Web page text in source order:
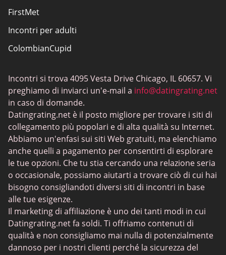
FirstMet
Incontri per adulti
ColombianCupid
MeetMindful
Incontri BDSM
BBPeopleMeet
Siti Sugar Daddy
JPeopleMeet
Incontri trans
Siti di incontri per anziani - Scelta di piattaforme con
interfacce semplici
MyLOL
Incontri gay
Incontri si trova 4095 Vesta Drive Chicago, IL 60657. Vi
preghiamo di inviarci un'e-mail a info@datingrating.net
in caso di domande.
Datingrating.net è il posto migliore per trovare i siti di
collegamento più popolari e di alta qualità su Internet.
Abbiamo un'enfasi sui siti Web gratuiti, ma elenchiamo
anche quelli a pagamento per consentirti di esplorare
le tue opzioni. Che tu stia cercando una relazione seria
o occasionale, possiamo aiutarti a trovare ciò di cui hai
bisogno consigliandoti diversi siti di incontri in base
alle tue esigenze.
Il marketing di affiliazione è uno dei tanti modi in cui
Datingrating.net fa soldi. Ti offriamo contenuti di
qualità e non consigliamo mai nulla di potenzialmente
dannoso per i nostri clienti perché la sicurezza del